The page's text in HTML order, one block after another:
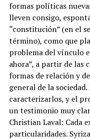
formas políticas
lleven consigo,
“constitución” (en el
término), como que
problema del vínculo
ahora”, a partir de las
formas de relación y
general de la
caracterizarlos, y el
un testimonio muy
Christian Laval: Cada
particularidades.